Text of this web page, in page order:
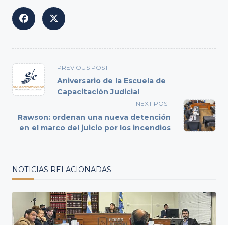
<span
class="nav-
subtitle
reader-
text">Page</span>
PREVIOUS POST
Aniversario de la Escuela de
Capacitación Judicial
NEXT POST
Rawson: ordenan una nueva detención
en el marco del juicio por los incendios
NOTICIAS RELACIONADAS